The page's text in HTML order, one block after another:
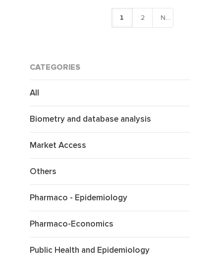
1 2 Next
CATEGORIES
All
Biometry and database analysis
Market Access
Others
Pharmaco - Epidemiology
Pharmaco-Economics
Public Health and Epidemiology